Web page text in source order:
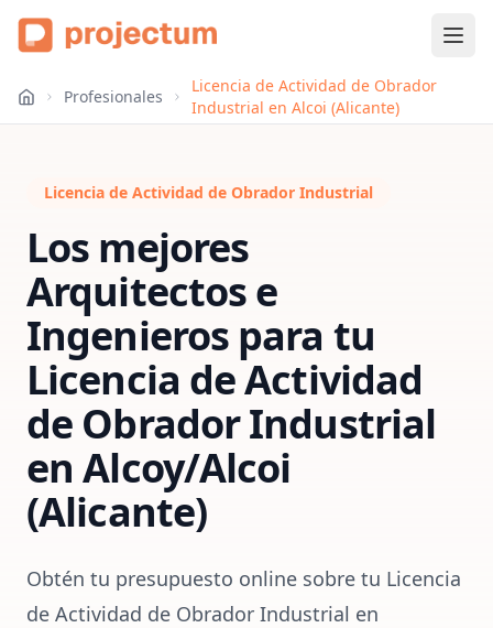
Profesionales
Licencia de Actividad de Obrador
Industrial en Alcoi (Alicante)
Licencia de Actividad de Obrador Industrial
Los mejores
Arquitectos e
Ingenieros para tu
Licencia de Actividad
de Obrador Industrial
enAlcoy/Alcoi
(Alicante)
Obtén tu presupuesto online sobre tu Licencia
de Actividad de Obrador Industrial en